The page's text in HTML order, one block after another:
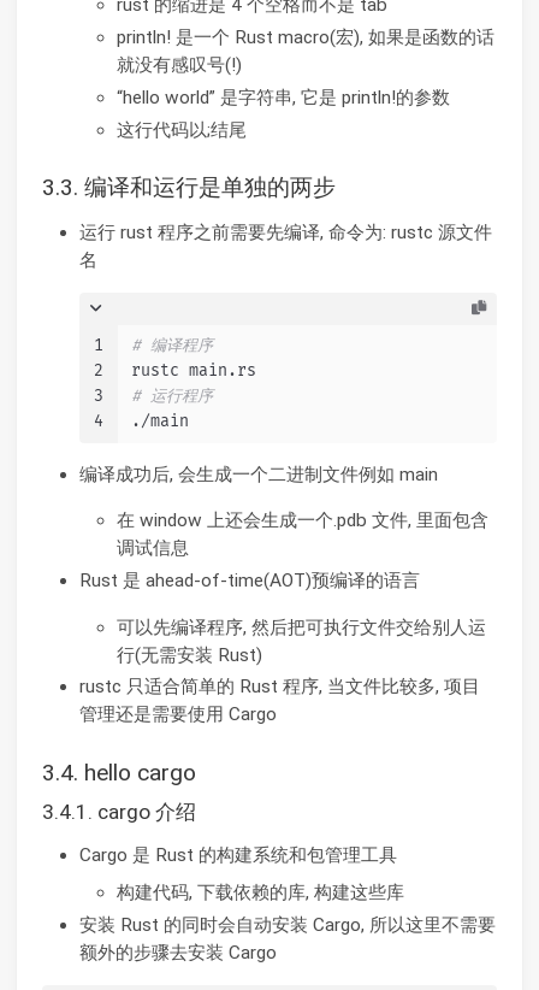
rust 的缩进是 4 个空格而不是 tab
println! 是一个 Rust macro(宏), 如果是函数的话
就没有感叹号(!)
“hello world” 是字符串, 它是 println!的参数
这行代码以;结尾
3.3. 编译和运行是单独的两步
运行 rust 程序之前需要先编译, 命令为: rustc 源文件
名
1
2
3
4
# 编译程序
rustc main.rs
# 运行程序
./main
编译成功后, 会生成一个二进制文件例如 main
在 window 上还会生成一个.pdb 文件, 里面包含
调试信息
Rust 是 ahead-of-time(AOT)预编译的语言
可以先编译程序, 然后把可执行文件交给别人运
行(无需安装 Rust)
rustc 只适合简单的 Rust 程序, 当文件比较多, 项目
管理还是需要使用 Cargo
3.4. hello cargo
3.4.1. cargo 介绍
Cargo 是 Rust 的构建系统和包管理工具
构建代码, 下载依赖的库, 构建这些库
安装 Rust 的同时会自动安装 Cargo, 所以这里不需要
额外的步骤去安装 Cargo